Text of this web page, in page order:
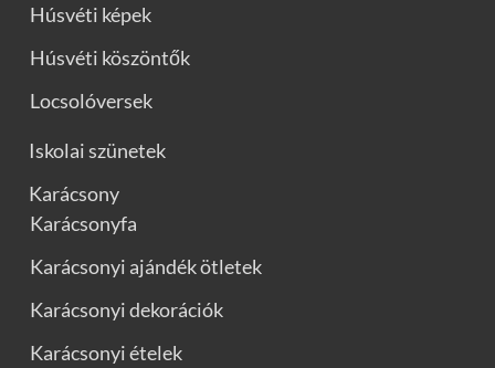
Húsvéti képek
Húsvéti köszöntők
Locsolóversek
Iskolai szünetek
Karácsony
Karácsonyfa
Karácsonyi ajándék ötletek
Karácsonyi dekorációk
Karácsonyi ételek